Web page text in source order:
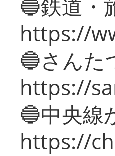
🔵鉄道・
https://
🔵さんた
https://
🔵中央線
https://